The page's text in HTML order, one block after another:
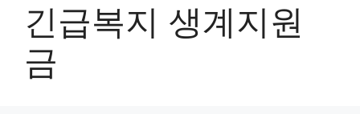
긴급복지 생계지원
금